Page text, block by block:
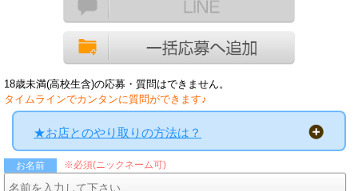
18歳未満(高校生含)の応募・質問はできません。
タイムラインでカンタンに質問ができます♪
★お店とのやり取りの方法は？
お名前 ※必須(ニックネーム可)